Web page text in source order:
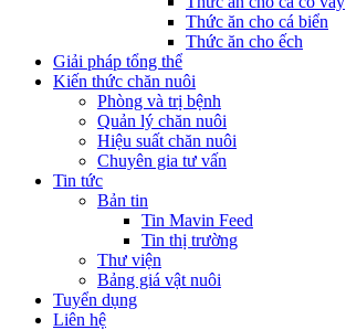
Thức ăn cho cá biển
Thức ăn cho ếch
Giải pháp tổng thể
Kiến thức chăn nuôi
Phòng và trị bệnh
Quản lý chăn nuôi
Hiệu suất chăn nuôi
Chuyên gia tư vấn
Tin tức
Bản tin
Tin Mavin Feed
Tin thị trường
Thư viện
Bảng giá vật nuôi
Tuyển dụng
Liên hệ